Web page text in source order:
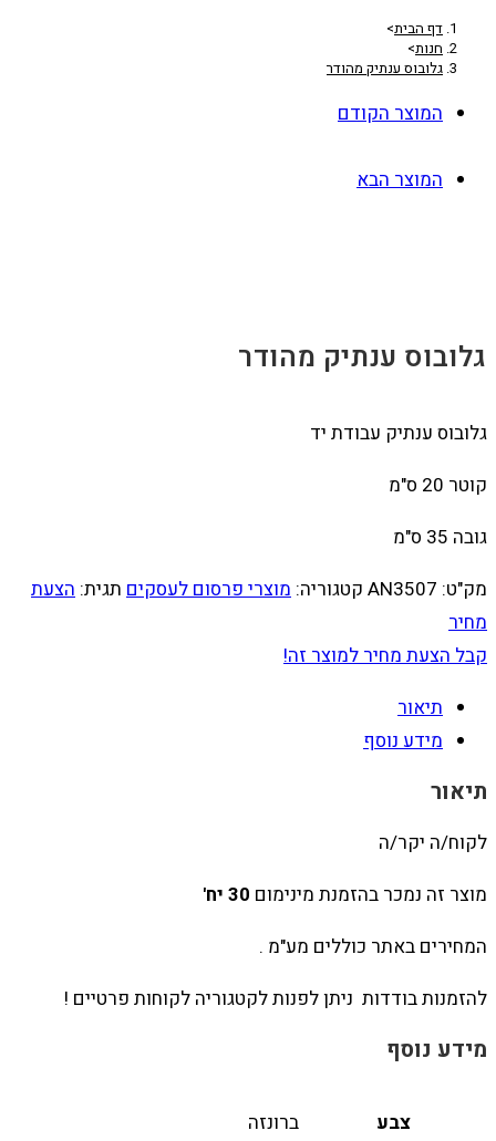
דף הבית>
חנות>
גלובוס ענתיק מהודר
המוצר הקודם
המוצר הבא
גלובוס ענתיק מהודר
גלובוס ענתיק עבודת יד
קוטר 20 ס"מ
גובה 35 ס"מ
מק"ט: AN3507 קטגוריה: מוצרי פרסום לעסקים תגית: הצעת
מחיר
קבל הצעת מחיר למוצר זה!
תיאור
מידע נוסף
תיאור
לקוח/ה יקר/ה
מוצר זה נמכר בהזמנת מינימום 30 יח'
המחירים באתר כוללים מע"מ .
להזמנות בודדות ניתן לפנות לקטגוריה לקוחות פרטיים !
מידע נוסף
צבע ברונזה